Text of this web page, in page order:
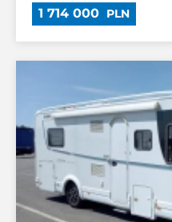
1 714 000 PLN